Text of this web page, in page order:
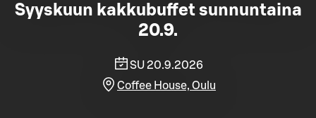
Syyskuun kakkubuffet sunnuntaina
20.9.
SU 20.9.2026
Coffee House, Oulu